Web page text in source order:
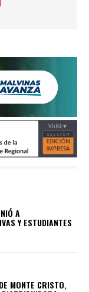
A
Y ESTUDIANTES
MONTE CRISTO,